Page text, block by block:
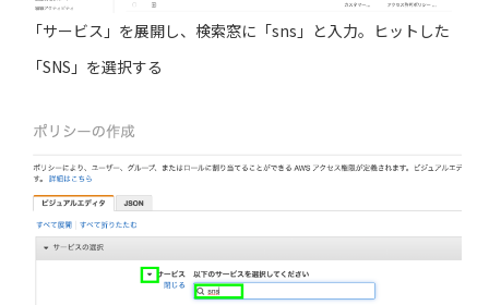
「サービス」を展開し、検索窓に「sns」と入力。ヒットした
「SNS」を選択する